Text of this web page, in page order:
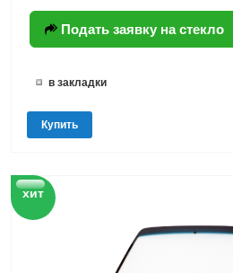
Подать заявку на стекло
в закладки
Купить
хит